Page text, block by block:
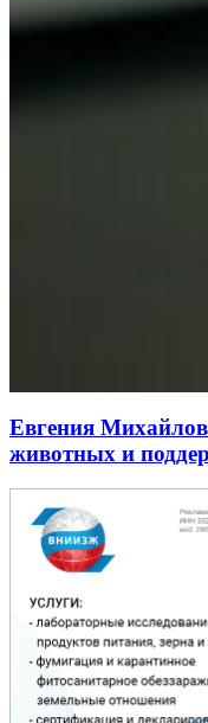
Евгения
животных и